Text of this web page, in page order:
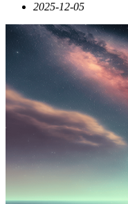
2025-12-05